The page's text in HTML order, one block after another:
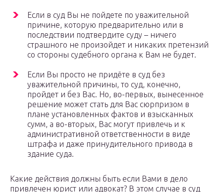
Если в суд Вы не пойдете по уважительной
причине, которую предварительно или в
последствии подтвердите суду – ничего
страшного не произойдет и никаких претензий
со стороны судебного органа к Вам не будет.
Если Вы просто не придёте в суд без
уважительной причины, то суд, конечно,
пройдет и без Вас. Но, во-первых, вынесенное
решение может стать для Вас сюрпризом в
плане установленных фактов и взысканных
сумм, а во-вторых, Вас могут привлечь и к
административной ответственности в виде
штрафа и даже принудительного привода в
здание суда.
Какие действия должны быть если Вами в дело
привлечен юрист или адвокат? В этом случае в суд